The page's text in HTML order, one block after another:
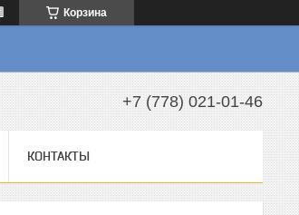
Корзина
+7 (778) 021-01-46
КОНТАКТЫ